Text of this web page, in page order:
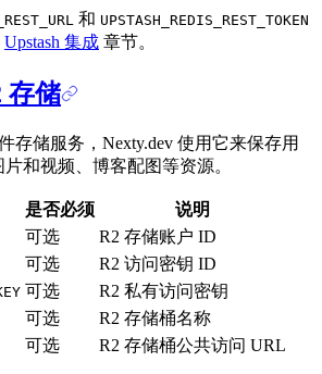
和 UPSTASH_REDIS_REST_TOKEN
Upstash 集成 章节。
存储
存储服务，Nexty.dev 使用它来保存用
和视频、博客配图等资源。
是否必须 说明
可选 R2 存储账户 ID
可选 R2 访问密钥 ID
可选 R2 私有访问密钥
可选 R2 存储桶名称
可选 R2 存储桶公共访问 URL